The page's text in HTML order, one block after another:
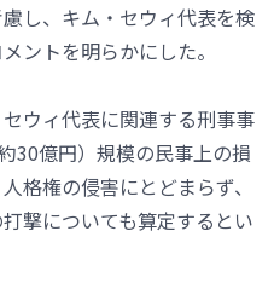
し、キム・セウィ代表を検
ントを明らかにした。
ウィ代表に関連する刑事事
30億円）規模の民事上の損
格権の侵害にとどまらず、
撃についても算定するとい